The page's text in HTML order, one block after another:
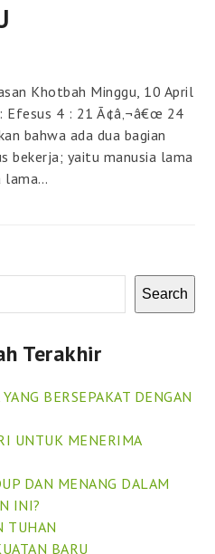
Khotbah Minggu, 10 April
Efesus 4 : 21 Ã¢â‚¬â€œ 24
bahwa ada dua bagian
bekerja; yaitu manusia lama
lama…
Search
Terakhir
BERSEPAKAT DENGAN
UNTUK MENERIMA
DAN MENANG DALAM
INI?
TUHAN
BARU